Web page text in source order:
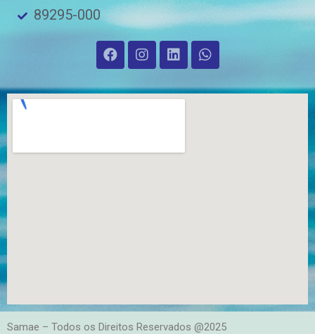
89295-000
Samae – Todos os Direitos Reservados @2025